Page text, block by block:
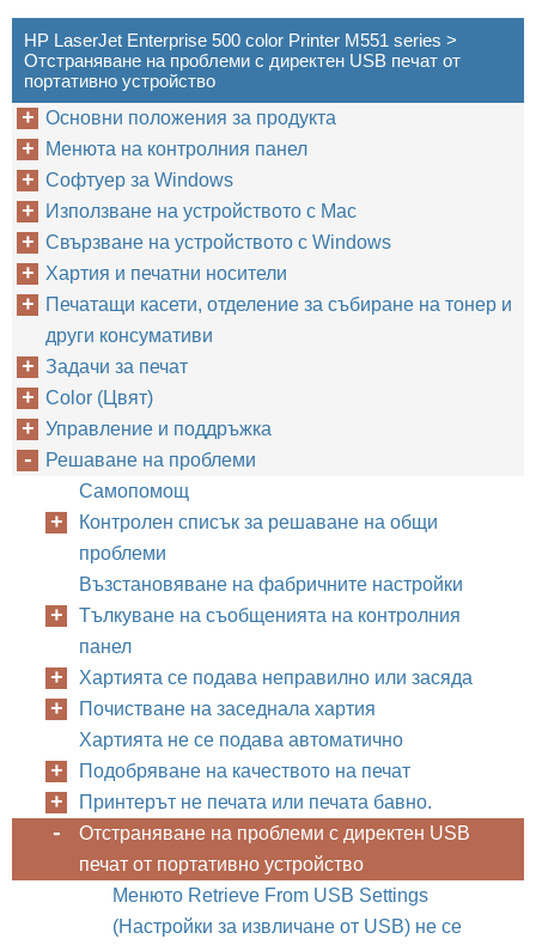
HP LaserJet Enterprise 500 color Printer M551 series >
Отстраняване на проблеми с директен USB печат от
портативно устройство
Основни положения за продукта
Менюта на контролния панел
Софтуер за Windows
Използване на устройството с Mac
Свързване на устройството с Windows
Хартия и печатни носители
Печатащи касети, отделение за събиране на тонер и
други консумативи
Задачи за печат
Color (Цвят)
Управление и поддръжка
Решаване на проблеми
Самопомощ
Контролен списък за решаване на общи
проблеми
Възстановяване на фабричните настройки
Тълкуване на съобщенията на контролния
панел
Хартията се подава неправилно или засяда
Почистване на заседнала хартия
Хартията не се подава автоматично
Подобряване на качеството на печат
Принтерът не печата или печата бавно.
Отстраняване на проблеми с директен USB
печат от портативно устройство
Менюто Retrieve From USB Settings
(Настройки за извличане от USB) не се